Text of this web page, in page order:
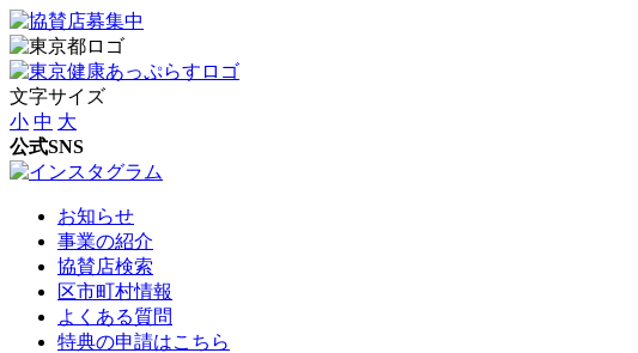
文字サイズ
小 中 大
公式SNS
お知らせ
事業の紹介
協賛店検索
区市町村情報
よくある質問
特典の申請はこちら